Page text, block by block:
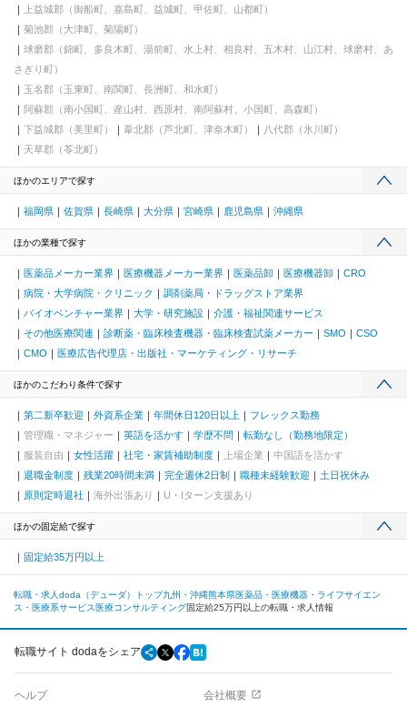
上益城郡（御船町、嘉島町、益城町、甲佐町、山都町）
菊池郡（大津町、菊陽町）
球磨郡（錦町、多良木町、湯前町、水上村、相良村、五木村、山江村、球磨村、あ
さぎり町）
玉名郡（玉東町、南関町、長洲町、和水町）
阿蘇郡（南小国町、産山村、西原村、南阿蘇村、小国町、高森町）
下益城郡（美里町）
葦北郡（芦北町、津奈木町）
八代郡（氷川町）
天草郡（苓北町）
ほかのエリアで探す
福岡県 佐賀県 長崎県 大分県 宮崎県 鹿児島県 沖縄県
ほかの業種で探す
医薬品メーカー業界 医療機器メーカー業界 医薬品卸 医療機器卸
CRO
病院・大学病院・クリニック
調剤薬局・ドラッグストア業界
バイオベンチャー業界
大学・研究施設
介護・福祉関連サービス
その他医療関連
診断薬・臨床検査機器・臨床検査試薬メーカー SMO
CSO
CMO
医療広告代理店・出版社・マーケティング・リサーチ
ほかのこだわり条件で探す
第二新卒歓迎 外資系企業 年間休日120日以上
フレックス勤務
管理職・マネジャー
英語を活かす 学歴不問
転勤なし（勤務地限定）
服装自由
女性活躍 社宅・家賃補助制度 上場企業
中国語を活かす
退職金制度
残業20時間未満 完全週休2日制 職種未経験歓迎
土日祝休み
原則定時退社
海外出張あり U・Iターン支援あり
ほかの固定給で探す
固定給35万円以上
転職・求人doda（デューダ）トップ九州・沖縄熊本県医薬品・医療機器・ライフサイエン
ス・医療系サービス 医療コンサルティング固定給25万円以上の転職・求人情報
転職サイト dodaをシェア
ヘルプ 会社概要